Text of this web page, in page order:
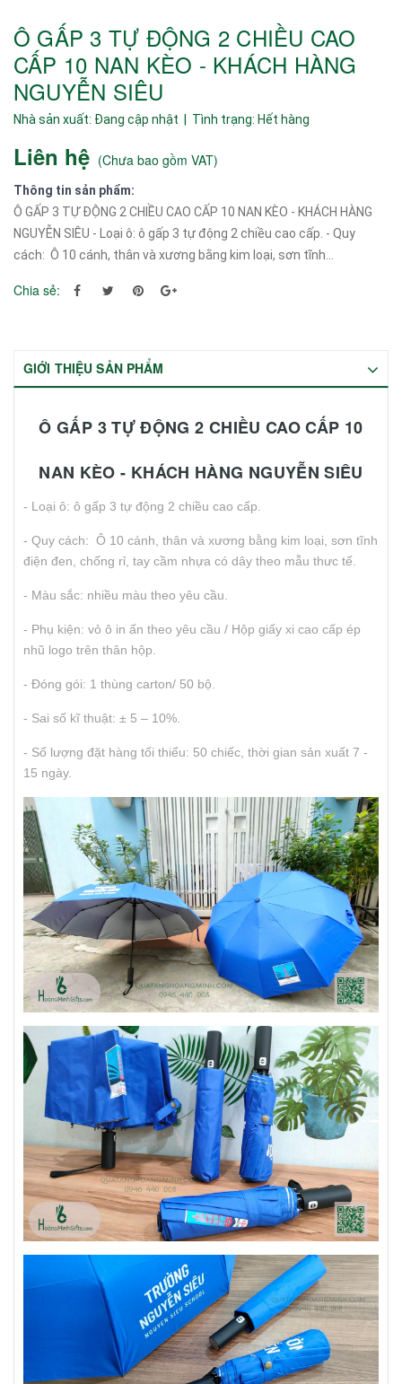
Ô GẤP 3 TỰ ĐỘNG 2 CHIỀU CAO
CẤP 10 NAN KÈO - KHÁCH HÀNG
NGUYỄN SIÊU
Nhà sản xuất: Đang cập nhật | Tình trạng: Hết hàng
Liên hệ (Chưa bao gồm VAT)
Thông tin sản phẩm:
Ô GẤP 3 TỰ ĐỘNG 2 CHIỀU CAO CẤP 10 NAN KÈO - KHÁCH HÀNG
NGUYỄN SIÊU - Loại ô: ô gấp 3 tự động 2 chiều cao cấp. - Quy
cách: Ô 10 cánh, thân và xương bằng kim loại, sơn tĩnh...
Chia sẻ:
GIỚI THIỆU SẢN PHẨM
Ô GẤP 3 TỰ ĐỘNG 2 CHIỀU CAO CẤP 10
NAN KÈO - KHÁCH HÀNG NGUYỄN SIÊU
- Loại ô: ô gấp 3 tự động 2 chiều cao cấp.
- Quy cách: Ô 10 cánh, thân và xương bằng kim loại, sơn tĩnh
điện đen, chống rỉ, tay cầm nhựa có dây theo mẫu thưc tế.
- Màu sắc: nhiều màu theo yêu cầu.
- Phụ kiện: vỏ ô in ấn theo yêu cầu / Hộp giấy xi cao cấp ép
nhũ logo trên thân hộp.
- Đóng gói: 1 thùng carton/ 50 bộ.
- Sai số kĩ thuật: ± 5 – 10%.
- Số lượng đặt hàng tối thiểu: 50 chiếc, thời gian sản xuất 7 -
15 ngày.